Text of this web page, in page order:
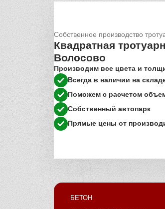
Собственное производство
Квадратная
Волосово
Производим все цвета и
Всегда в наличии на
Поможем с расчетом
Собственный автопарк
Прямые цены от
БЕТОН